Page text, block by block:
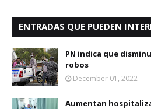
ENTRADAS QUE PUEDEN
PN indica que
robos
December 01, 2022
Aumentan